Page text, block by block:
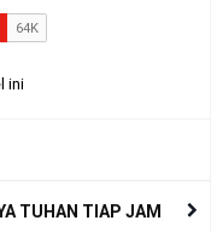
ini
TUHAN TIAP JAM